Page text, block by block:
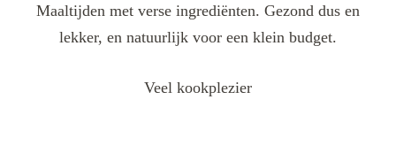
Maaltijden met verse ingrediënten. Gezond dus en
lekker, en natuurlijk voor een klein budget.
Veel kookplezier